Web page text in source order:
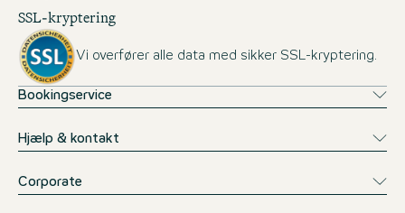
SSL-kryptering
Vi overfører alle data med sikker SSL-kryptering.
Bookingservice
Hjælp & kontakt
Corporate